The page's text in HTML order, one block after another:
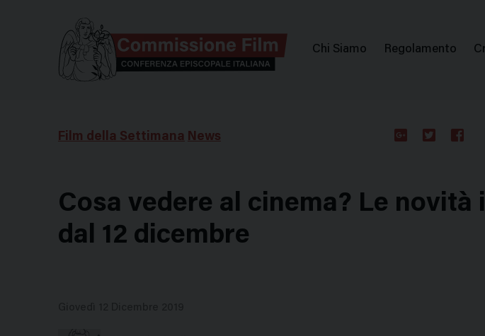
Menu
Chi Siamo Regolamento
Film della Settimana News
Cosa vedere al cinema? Le novità
dal 12 dicembre